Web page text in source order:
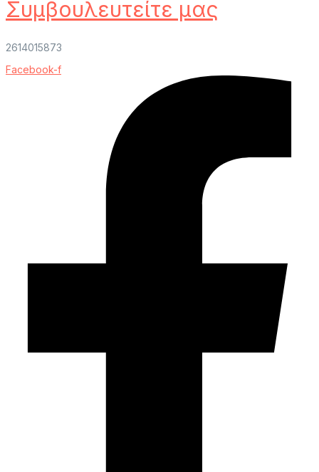
Συμβουλευτείτε μας
2614015873
Facebook-f